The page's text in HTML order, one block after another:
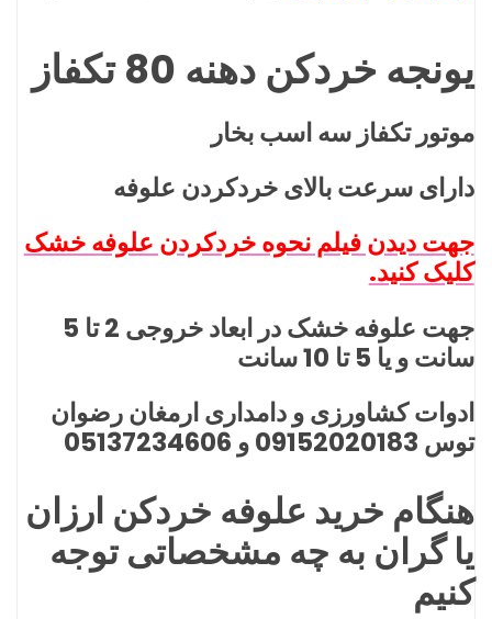
یونجه خردکن دهنه 80 تکفاز
موتور تکفاز سه اسب بخار
دارای سرعت بالای خردکردن علوفه
جهت دیدن فیلم نحوه خردکردن علوفه خشک
کلیک کنید.
جهت علوفه خشک در ابعاد خروجی 2 تا 5
سانت و یا 5 تا 10 سانت
ادوات کشاورزی و دامداری ارمغان رضوان
توس 09152020183 و 05137234606
هنگام خرید علوفه خردکن ارزان
یا گران به چه مشخصاتی توجه
کنیم